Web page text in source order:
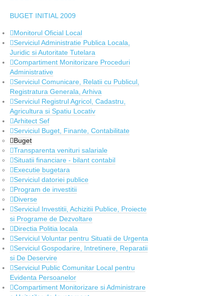
BUGET INITIAL 2009
Monitorul Oficial Local
Serviciul Administratie Publica Locala,
Juridic si Autoritate Tutelara
Compartiment Monitorizare Proceduri
Administrative
Serviciul Comunicare, Relatii cu Publicul,
Registratura Generala, Arhiva
Serviciul Registrul Agricol, Cadastru,
Agricultura si Spatiu Locativ
Arhitect Sef
Serviciul Buget, Finante, Contabilitate
Buget
Transparenta venituri salariale
Situatii financiare - bilant contabil
Executie bugetara
Serviciul datoriei publice
Program de investitii
Diverse
Serviciul Investitii, Achizitii Publice, Proiecte
si Programe de Dezvoltare
Directia Politia locala
Serviciul Voluntar pentru Situatii de Urgenta
Serviciul Gospodarire, Intretinere, Reparatii
si De Deservire
Serviciul Public Comunitar Local pentru
Evidenta Persoanelor
Compartiment Monitorizare si Administrare